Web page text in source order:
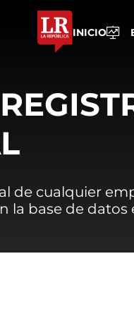
INICIO
de cualquier
la base de